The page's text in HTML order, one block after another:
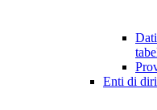
Enti di